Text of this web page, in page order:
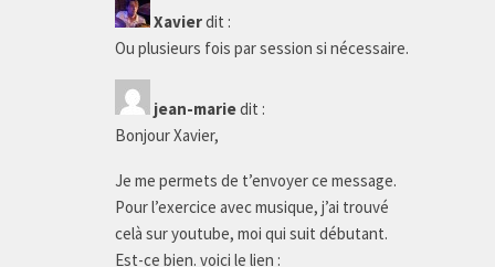
Xavierdit :
Ou plusieurs fois par session si nécessaire.
jean-mariedit :
Bonjour Xavier,
Je me permets de t’envoyer ce message.
Pour l’exercice avec musique, j’ai trouvé
celà sur youtube, moi qui suit débutant.
Est-ce bien. voici le lien :